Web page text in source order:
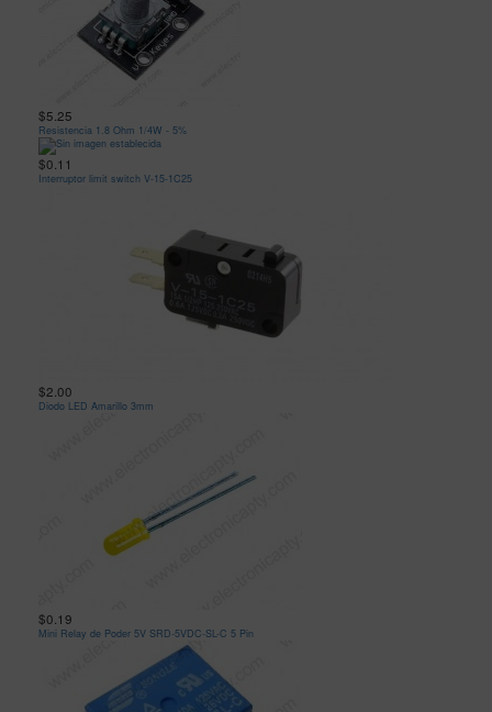
$5.25
Resistencia 1.8 Ohm 1/4W - 5%
$0.11
Interruptor limit switch V-15-1C25
$2.00
Diodo LED Amarillo 3mm
$0.19
Mini Relay de Poder 5V SRD-5VDC-SL-C 5 Pin